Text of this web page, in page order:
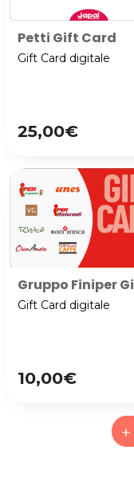
Petti Gift Card
Gift Card digitale
25,00€
Gruppo Finiper
Gift Card digitale
10,00€
add